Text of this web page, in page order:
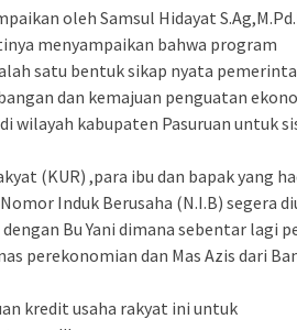
oleh Samsul Hidayat
menyampaikan bahwa program
satu bentuk sikap nyata
dan kemajuan penguatan
wilayah kabupaten Pasuruan untuk
(KUR) ,para ibu dan bapak yang
Induk Berusaha (N.I.B) segera
Bu Yani dimana sebentar lagi
perekonomian dan Mas Azis dari
kredit usaha rakyat ini untuk